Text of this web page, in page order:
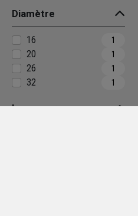
Diamètre
16 1
20 1
26 1
32 1
Longueur